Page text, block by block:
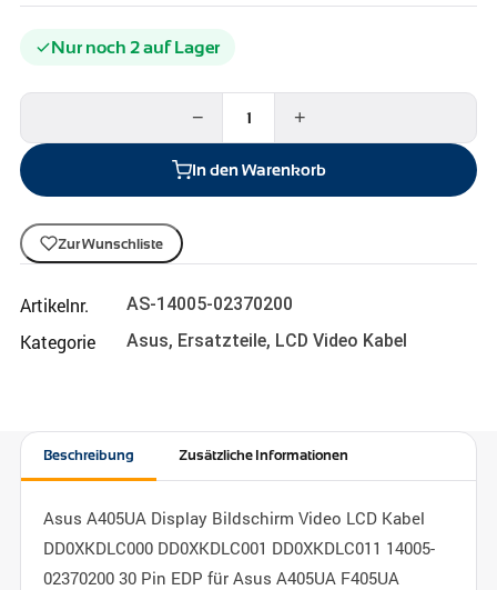
Nur noch 2 auf Lager
− +
In den Warenkorb
Zur Wunschliste
Artikelnr. AS-14005-02370200
Kategorie Asus, Ersatzteile, LCD Video Kabel
Beschreibung Zusätzliche Informationen
Asus A405UA Display Bildschirm Video LCD Kabel
DD0XKDLC000 DD0XKDLC001 DD0XKDLC011 14005-
02370200 30 Pin EDP für Asus A405UA F405UA